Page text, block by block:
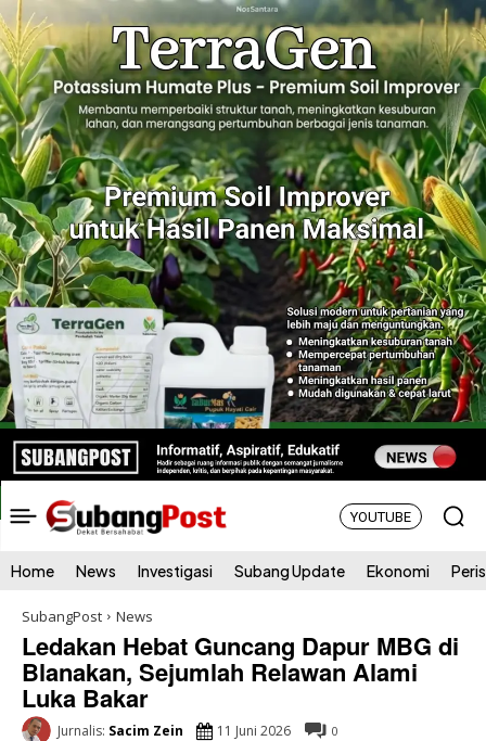
YOUTUBE
Home News Investigasi Subang Update Ekonomi
SubangPost News
Ledakan Hebat Guncang Dapur MBG di
Blanakan, Sejumlah Relawan Alami
Luka Bakar
Jurnalis: Sacim Zein 11 Juni 2026 0